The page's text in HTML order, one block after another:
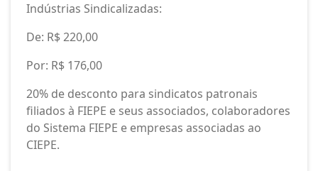
Indústrias Sindicalizadas:
De: R$ 220,00
Por: R$ 176,00
20% de desconto para sindicatos patronais
filiados à FIEPE e seus associados, colaboradores
do Sistema FIEPE e empresas associadas ao
CIEPE.